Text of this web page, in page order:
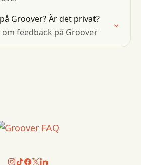
Groover? Är det privat?
feedback på Groover